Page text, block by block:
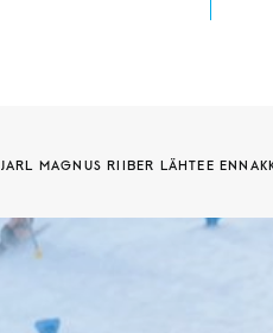
JARL MAGNUS RIIBER LÄHTEE